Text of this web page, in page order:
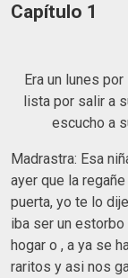
Capítulo 1
Era un lunes
lista por salir a
escucho a
Madrastra: Esa
ayer que la
puerta, yo te lo
iba ser un estorbo
hogar o , a ya se
raritos y asi nos